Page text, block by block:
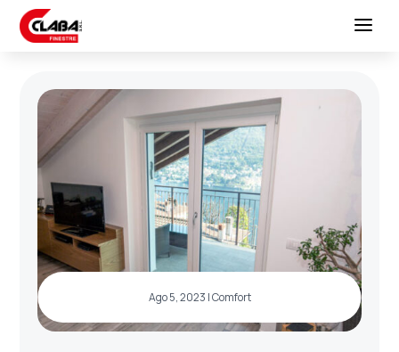
Ago 5, 2023 |Comfort